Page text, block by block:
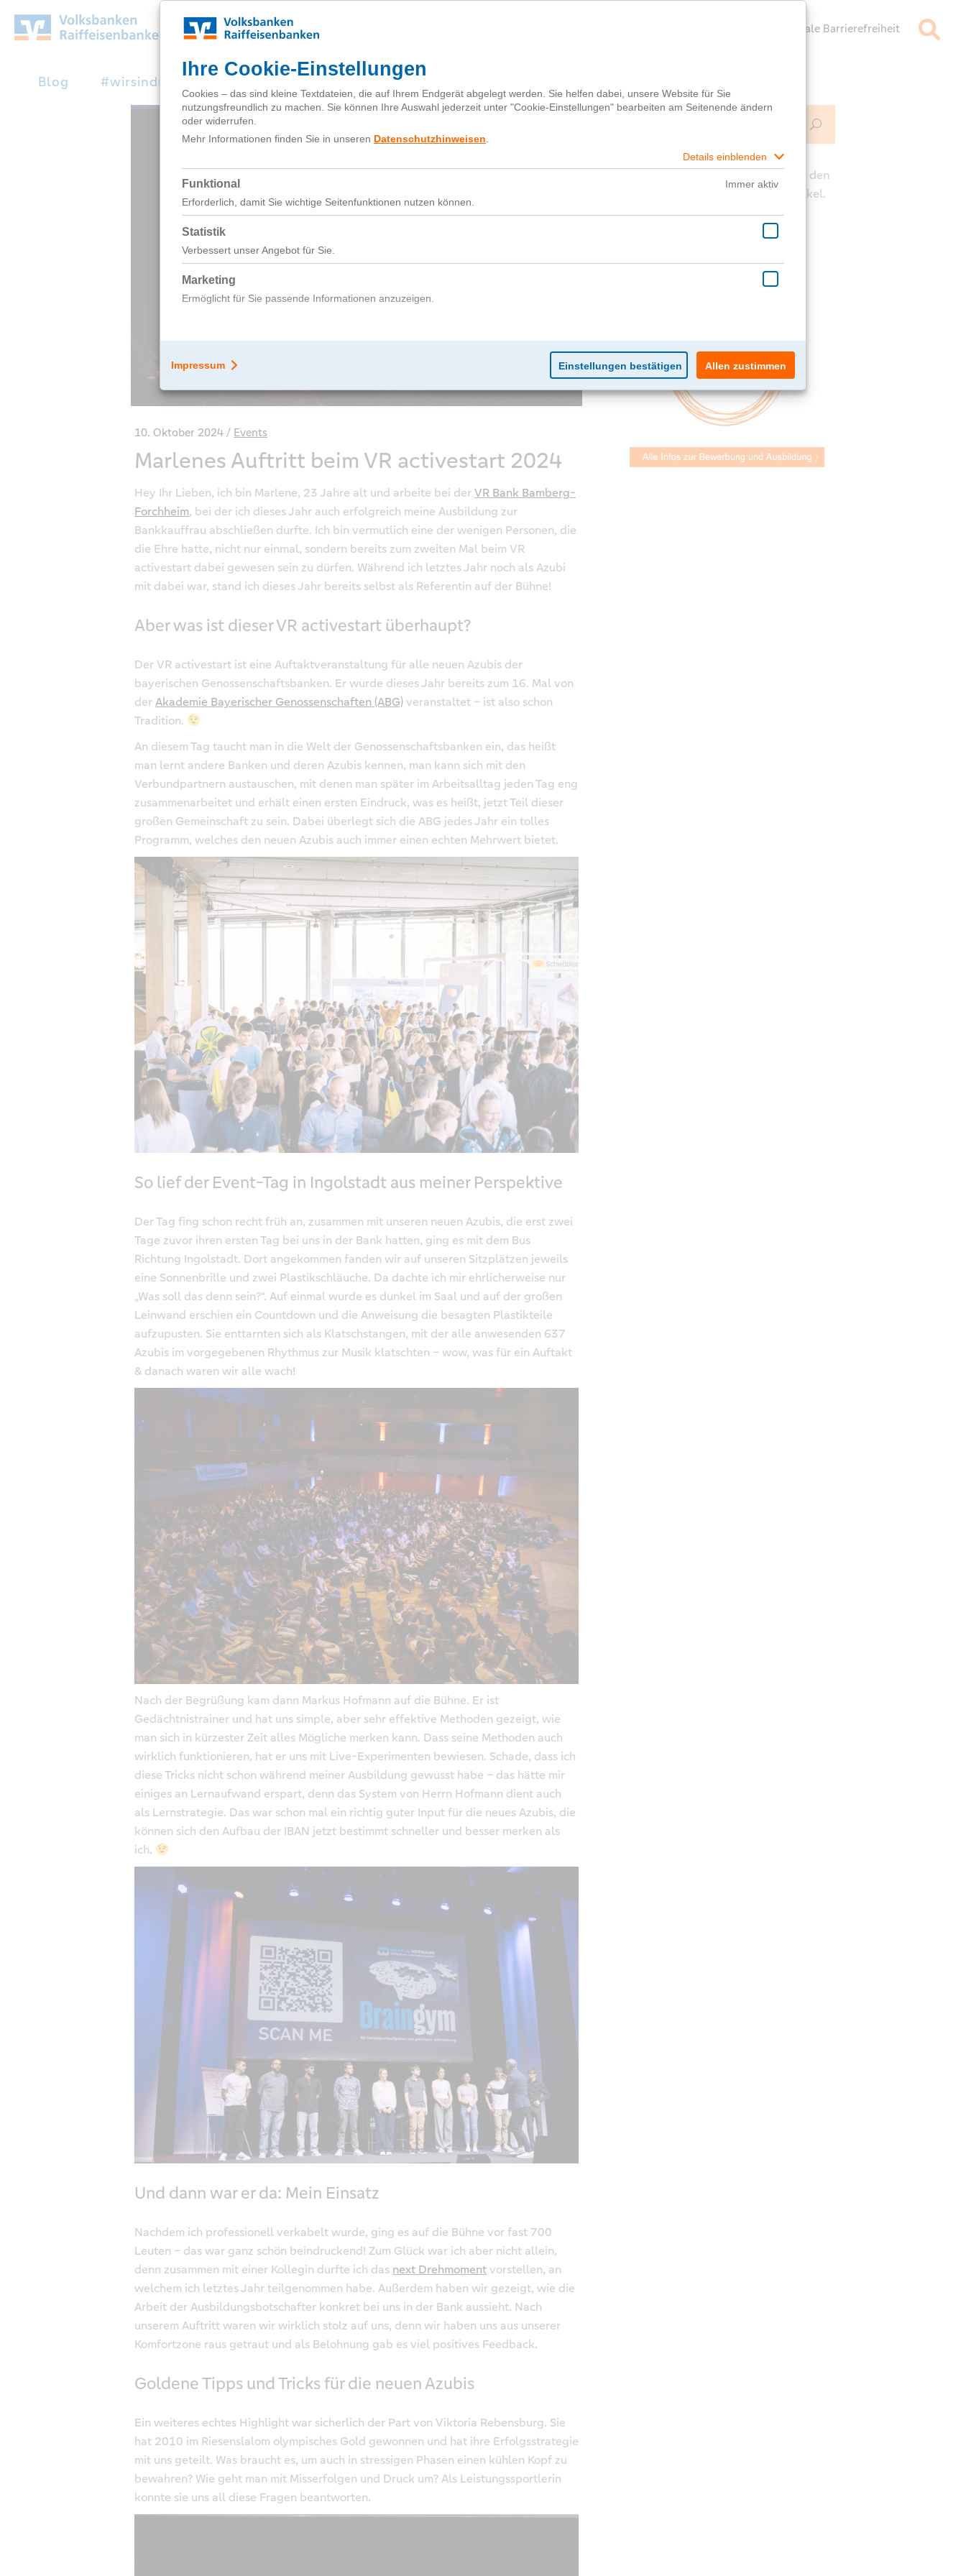
Zum
Hauptinhalt
Digitale Barrierefreiheit
Blog #wirsindnext Fragebox
10. Oktober 2024 Events
Marlenes Auftritt beim VR activestart 2024
Hey Ihr Lieben, ich bin Marlene, 23 Jahre alt und arbeite bei derVR Bank Bamberg-
Forchheim, bei der ich dieses Jahr auch erfolgreich meine Ausbildung zur
Bankkauffrau abschließen durfte. Ich bin vermutlich eine der wenigen Personen, die
die Ehre hatte, nicht nur einmal, sondern bereits zum zweiten Mal beim VR
activestart dabei gewesen sein zu dürfen. Während ich letztes Jahr noch als Azubi
mit dabei war, stand ich dieses Jahr bereits selbst als Referentin auf der Bühne!
Aber was ist dieser VR activestart überhaupt?
Der VR activestart ist eine Auftaktveranstaltung für alle neuen Azubis der
bayerischen Genossenschaftsbanken. Er wurde dieses Jahr bereits zum 16. Mal von
derAkademie Bayerischer Genossenschaften (ABG) veranstaltet – ist also schon
Tradition.
An diesem Tag taucht man in die Welt der Genossenschaftsbanken ein, das heißt
man lernt andere Banken und deren Azubis kennen, man kann sich mit den
Verbundpartnern austauschen, mit denen man später im Arbeitsalltag jeden Tag eng
zusammenarbeitet und erhält einen ersten Eindruck, was es heißt, jetzt Teil dieser
großen Gemeinschaft zu sein. Dabei überlegt sich die ABG jedes Jahr ein tolles
Programm, welches den neuen Azubis auch immer einen echten Mehrwert bietet.
So lief der Event-Tag in Ingolstadt aus meiner Perspektive
Der Tag fing schon recht früh an, zusammen mit unseren neuen Azubis, die erst zwei
Tage zuvor ihren ersten Tag bei uns in der Bank hatten, ging es mit dem Bus
Richtung Ingolstadt. Dort angekommen fanden wir auf unseren Sitzplätzen jeweils
eine Sonnenbrille und zwei Plastikschläuche. Da dachte ich mir ehrlicherweise nur
„Was soll das denn sein?“. Auf einmal wurde es dunkel im Saal und auf der großen
Leinwand erschien ein Countdown und die Anweisung die besagten Plastikteile
aufzupusten. Sie enttarnten sich als Klatschstangen, mit der alle anwesenden 637
Azubis im vorgegebenen Rhythmus zur Musik klatschten – wow, was für ein Auftakt
& danach waren wir alle wach!
Nach der Begrüßung kam dann Markus Hofmann auf die Bühne. Er ist
Gedächtnistrainer und hat uns simple, aber sehr effektive Methoden gezeigt, wie
man sich in kürzester Zeit alles Mögliche merken kann. Dass seine Methoden auch
wirklich funktionieren, hat er uns mit Live-Experimenten bewiesen. Schade, dass ich
diese Tricks nicht schon während meiner Ausbildung gewusst habe – das hätte mir
einiges an Lernaufwand erspart, denn das System von Herrn Hofmann dient auch
als Lernstrategie. Das war schon mal ein richtig guter Input für die neues Azubis, die
können sich den Aufbau der IBAN jetzt bestimmt schneller und besser merken als
ich.
Und dann war er da: Mein Einsatz
Nachdem ich professionell verkabelt wurde, ging es auf die Bühne vor fast 700
Leuten – das war ganz schön beindruckend! Zum Glück war ich aber nicht allein,
denn zusammen mit einer Kollegin durfte ich das next Drehmomentvorstellen, an
welchem ich letztes Jahr teilgenommen habe. Außerdem haben wir gezeigt, wie die
Arbeit der Ausbildungsbotschafter konkret bei uns in der Bank aussieht. Nach
unserem Auftritt waren wir wirklich stolz auf uns, denn wir haben uns aus unserer
Komfortzone raus getraut und als Belohnung gab es viel positives Feedback.
Goldene Tipps und Tricks für die neuen Azubis
Ein weiteres echtes Highlight war sicherlich der Part von Viktoria Rebensburg. Sie
hat 2010 im Riesenslalom olympisches Gold gewonnen und hat ihre Erfolgsstrategie
mit uns geteilt. Was braucht es, um auch in stressigen Phasen einen kühlen Kopf zu
bewahren? Wie geht man mit Misserfolgen und Druck um? Als Leistungssportlerin
konnte sie uns all diese Fragen beantworten.
Search
Nutze die Kommentarfunktion unter den
Beiträgen für deine Fragen zum Artikel.
Du hast eine generelle Frage?